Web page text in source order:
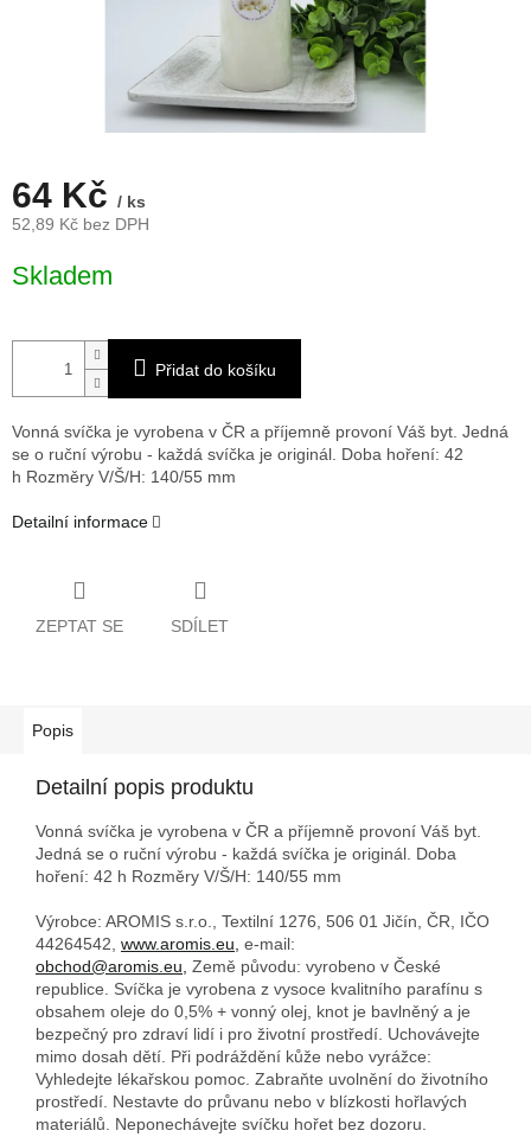
64 Kč / ks
52,89 Kč bez DPH
cena:
Skladem
Přidat do košíku
Vonná svíčka je vyrobena v ČR a příjemně provoní Váš byt. Jedná
se o ruční výrobu - každá svíčka je originál. Doba hoření: 42
h Rozměry V/Š/H: 140/55 mm
Detailní informace
ZEPTAT SE SDÍLET
Popis
Detailní popis produktu
Vonná svíčka je vyrobena v ČR a příjemně provoní Váš byt.
Jedná se o ruční výrobu - každá svíčka je originál. Doba
hoření: 42 h Rozměry V/Š/H: 140/55 mm
Výrobce: AROMIS s.r.o., Textilní 1276, 506 01 Jičín, ČR, IČO
44264542, www.aromis.eu, e-mail:
obchod@aromis.eu, Země původu: vyrobeno v České
republice. Svíčka je vyrobena z vysoce kvalitního parafínu s
obsahem oleje do 0,5% + vonný olej, knot je bavlněný a je
bezpečný pro zdraví lidí i pro životní prostředí. Uchovávejte
mimo dosah dětí. Při podráždění kůže nebo vyrážce:
Vyhledejte lékařskou pomoc. Zabraňte uvolnění do životního
prostředí. Nestavte do průvanu nebo v blízkosti hořlavých
materiálů. Neponechávejte svíčku hořet bez dozoru.